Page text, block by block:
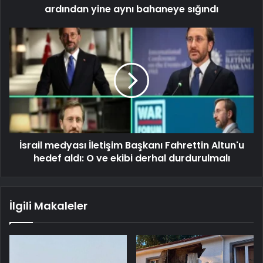
ardından yine aynı bahaneye sığındı
İsrail medyası İletişim Başkanı Fahrettin Altun'u
hedef aldı: O ve ekibi derhal durdurulmalı
İlgili Makaleler